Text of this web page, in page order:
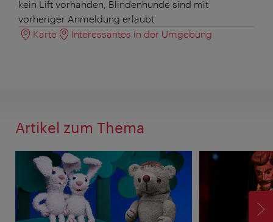
kein Lift vorhanden, Blindenhunde sind mit
vorheriger Anmeldung erlaubt
Karte
Interessantes in der Umgebung
Artikel zum Thema